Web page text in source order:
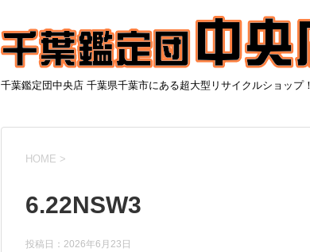
千葉鑑定団中央店 千葉県千葉市にある超大型リサイクルショッ
HOME >
6.22NSW3
投稿日： 2026年6月23日